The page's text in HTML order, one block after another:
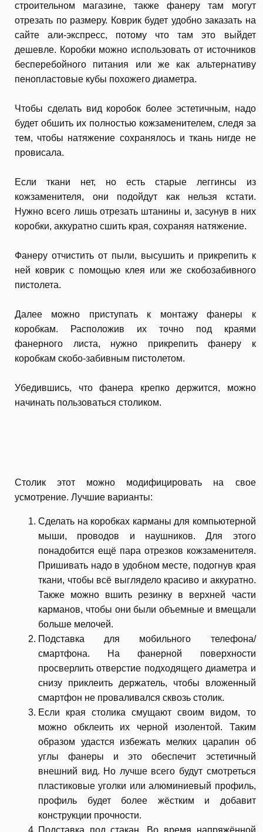
строительном магазине, также фанеру там могут
отрезать по размеру. Коврик будет удобно заказать на
сайте али-экспресс, потому что там это выйдет
дешевле. Коробки можно использовать от источников
бесперебойного питания или же как альтернативу
пенопластовые кубы похожего диаметра.
Чтобы сделать вид коробок более эстетичным, надо
будет обшить их полностью кожзаменителем, следя за
тем, чтобы натяжение сохранялось и ткань нигде не
провисала.
Если ткани нет, но есть старые леггинсы из
кожзаменителя, они подойдут как нельзя кстати.
Нужно всего лишь отрезать штанины и, засунув в них
коробки, аккуратно сшить края, сохраняя натяжение.
Фанеру отчистить от пыли, высушить и прикрепить к
ней коврик с помощью клея или же скобозабивного
пистолета.
Далее можно приступать к монтажу фанеры к
коробкам. Расположив их точно под краями
фанерного листа, нужно прикрепить фанеру к
коробкам скобо-забивным пистолетом.
Убедившись, что фанера крепко держится, можно
начинать пользоваться столиком.
Столик этот можно модифицировать на свое
усмотрение. Лучшие варианты:
Сделать на коробках карманы для компьютерной
мыши, проводов и наушников. Для этого
понадобится ещё пара отрезков кожзаменителя.
Пришивать надо в удобном месте, подогнув края
ткани, чтобы всё выглядело красиво и аккуратно.
Также можно вшить резинку в верхней части
карманов, чтобы они были объемные и вмещали
больше мелочей.
Подставка для мобильного телефона/
смартфона. На фанерной поверхности
просверлить отверстие подходящего диаметра и
снизу приклеить держатель, чтобы вложенный
смартфон не проваливался сквозь столик.
Если края столика смущают своим видом, то
можно обклеить их черной изолентой. Таким
образом удастся избежать мелких царапин об
углы фанеры и это обеспечит эстетичный
внешний вид. Но лучше всего будут смотреться
пластиковые уголки или алюминиевый профиль,
профиль будет более жёстким и добавит
конструкции прочности.
Подставка под стакан. Во время напряжённой